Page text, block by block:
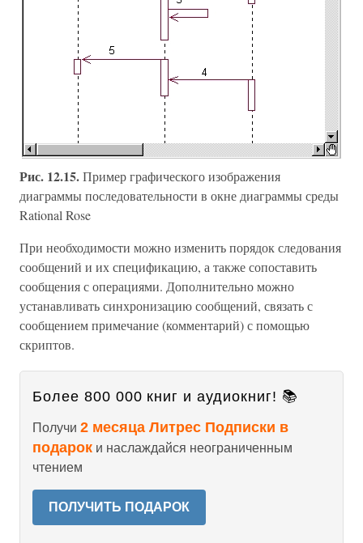
Рис. 12.15.Пример графического изображения
диаграммы последовательности в окне диаграммы среды
Rational Rose
При необходимости можно изменить порядок следования
сообщений и их спецификацию, а также сопоставить
сообщения с операциями. Дополнительно можно
устанавливать синхронизацию сообщений, связать с
сообщением примечание (комментарий) с помощью
скриптов.
Более 800 000 книг и аудиокниг! 📚
Получи 2 месяца Литрес Подписки в
подарок и наслаждайся неограниченным
чтением
ПОЛУЧИТЬ ПОДАРОК